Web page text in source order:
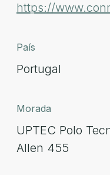
https://
País
Portugal
Morada
UPTEC Polo
Allen 455